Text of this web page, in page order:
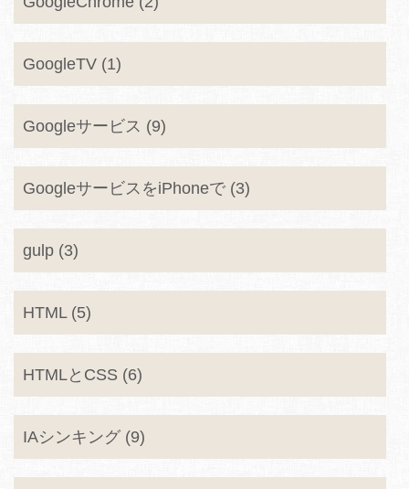
GoogleTV (1)
Googleサービス (9)
GoogleサービスをiPhoneで (3)
gulp (3)
HTML (5)
HTMLとCSS (6)
IAシンキング (9)